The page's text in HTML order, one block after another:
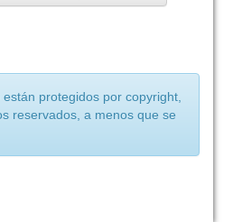
protegidos por copyright,
reservados, a menos que se